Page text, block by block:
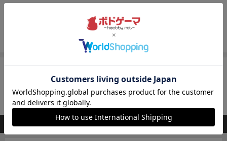
最後の1人になるまで続ける10.最後の1人が次のラ
ウンドのスタートプレイヤーになる
ド終了時、以下の得点計算を行う
イ人数に応じて、占いによる得点(左から順に、1人的
中、2人的中、3人的中、4人的中)4人:4/2/1/0 3
人:3/1/0 2人:2/0ゲームの終了誰かが以下の点数に
なったらゲーム終了になり、最も得点の高いプレイヤ
ーの勝ちになる4人プレイ:16点 3人プレイ:13点
カードだけが最強ってわけじゃないんです…！
ドを重ねていき、目標ポイントに到達できれば勝利の
条件ですが、ゲームに勝つ以外にも誰が勝つか予想で
いからそのプレイヤーに賭けたら全然予想が外れるな
んてこともザラにあります！結局信じられるのは己の
み…でも手札弱いなら誰かに賭けましょう。ちなみに
このゲームに複数人でやっても面白いですが、個人的
には1vs1が白熱しました。1ゲームも短くポンポン終
続きを見る
再入荷までお待ち下さい
入荷通知を受け取る
会員登録後、通知送信先を設定すると入荷通知を受け取れます
このボードゲームを持ってる人が購入した商品